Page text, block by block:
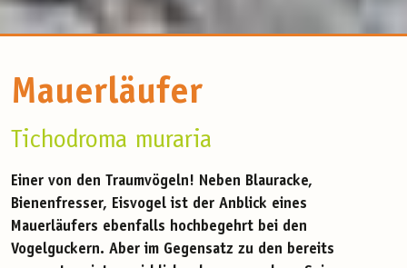
Mauerläufer
Tichodroma muraria
Einer von den Traumvögeln! Neben Blauracke,
Bienenfresser, Eisvogel ist der Anblick eines
Mauerläufers ebenfalls hochbegehrt bei den
Vogelguckern. Aber im Gegensatz zu den bereits